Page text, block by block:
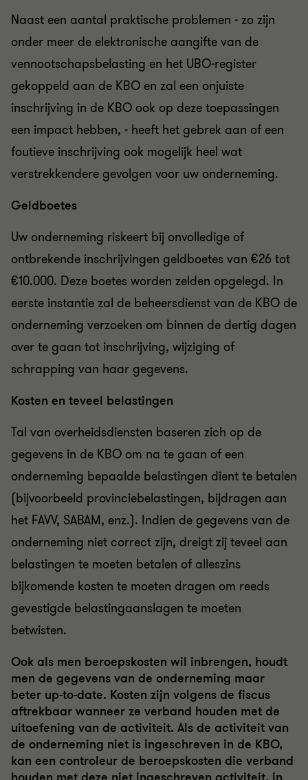
Naast een aantal praktische problemen - zo zijn
onder meer de elektronische aangifte van de
vennootschapsbelasting en het UBO-register
gekoppeld aan de KBO en zal een onjuiste
inschrijving in de KBO ook op deze toepassingen
een impact hebben, - heeft het gebrek aan of een
foutieve inschrijving ook mogelijk heel wat
verstrekkendere gevolgen voor uw onderneming.
Geldboetes
​Uw onderneming riskeert bij onvolledige of
ontbrekende inschrijvingen geldboetes van €26 tot
€10.000. Deze boetes worden zelden opgelegd. In
eerste instantie zal de beheersdienst van de KBO de
onderneming verzoeken om binnen de dertig dagen
over te gaan tot inschrijving, wijziging of
schrapping van haar gegevens.
Kosten en teveel belastingen
Tal van overheidsdiensten baseren zich op de
gegevens in de KBO om na te gaan of een
onderneming bepaalde belastingen dient te betalen
(bijvoorbeeld provinciebelastingen, bijdragen aan
het FAVV, SABAM, enz.). Indien de gegevens van de
onderneming niet correct zijn, dreigt zij teveel aan
belastingen te moeten betalen of alleszins
bijkomende kosten te moeten dragen om reeds
gevestigde belastingaanslagen te moeten
betwisten.
Ook als men beroepskosten wil inbrengen, houdt
men de gegevens van de onderneming maar
beter up-to-date. Kosten zijn volgens de fiscus
aftrekbaar wanneer ze verband houden met de
uitoefening van de activiteit. Als de activiteit van
de onderneming niet is ingeschreven in de KBO,
kan een controleur de beroepskosten die verband